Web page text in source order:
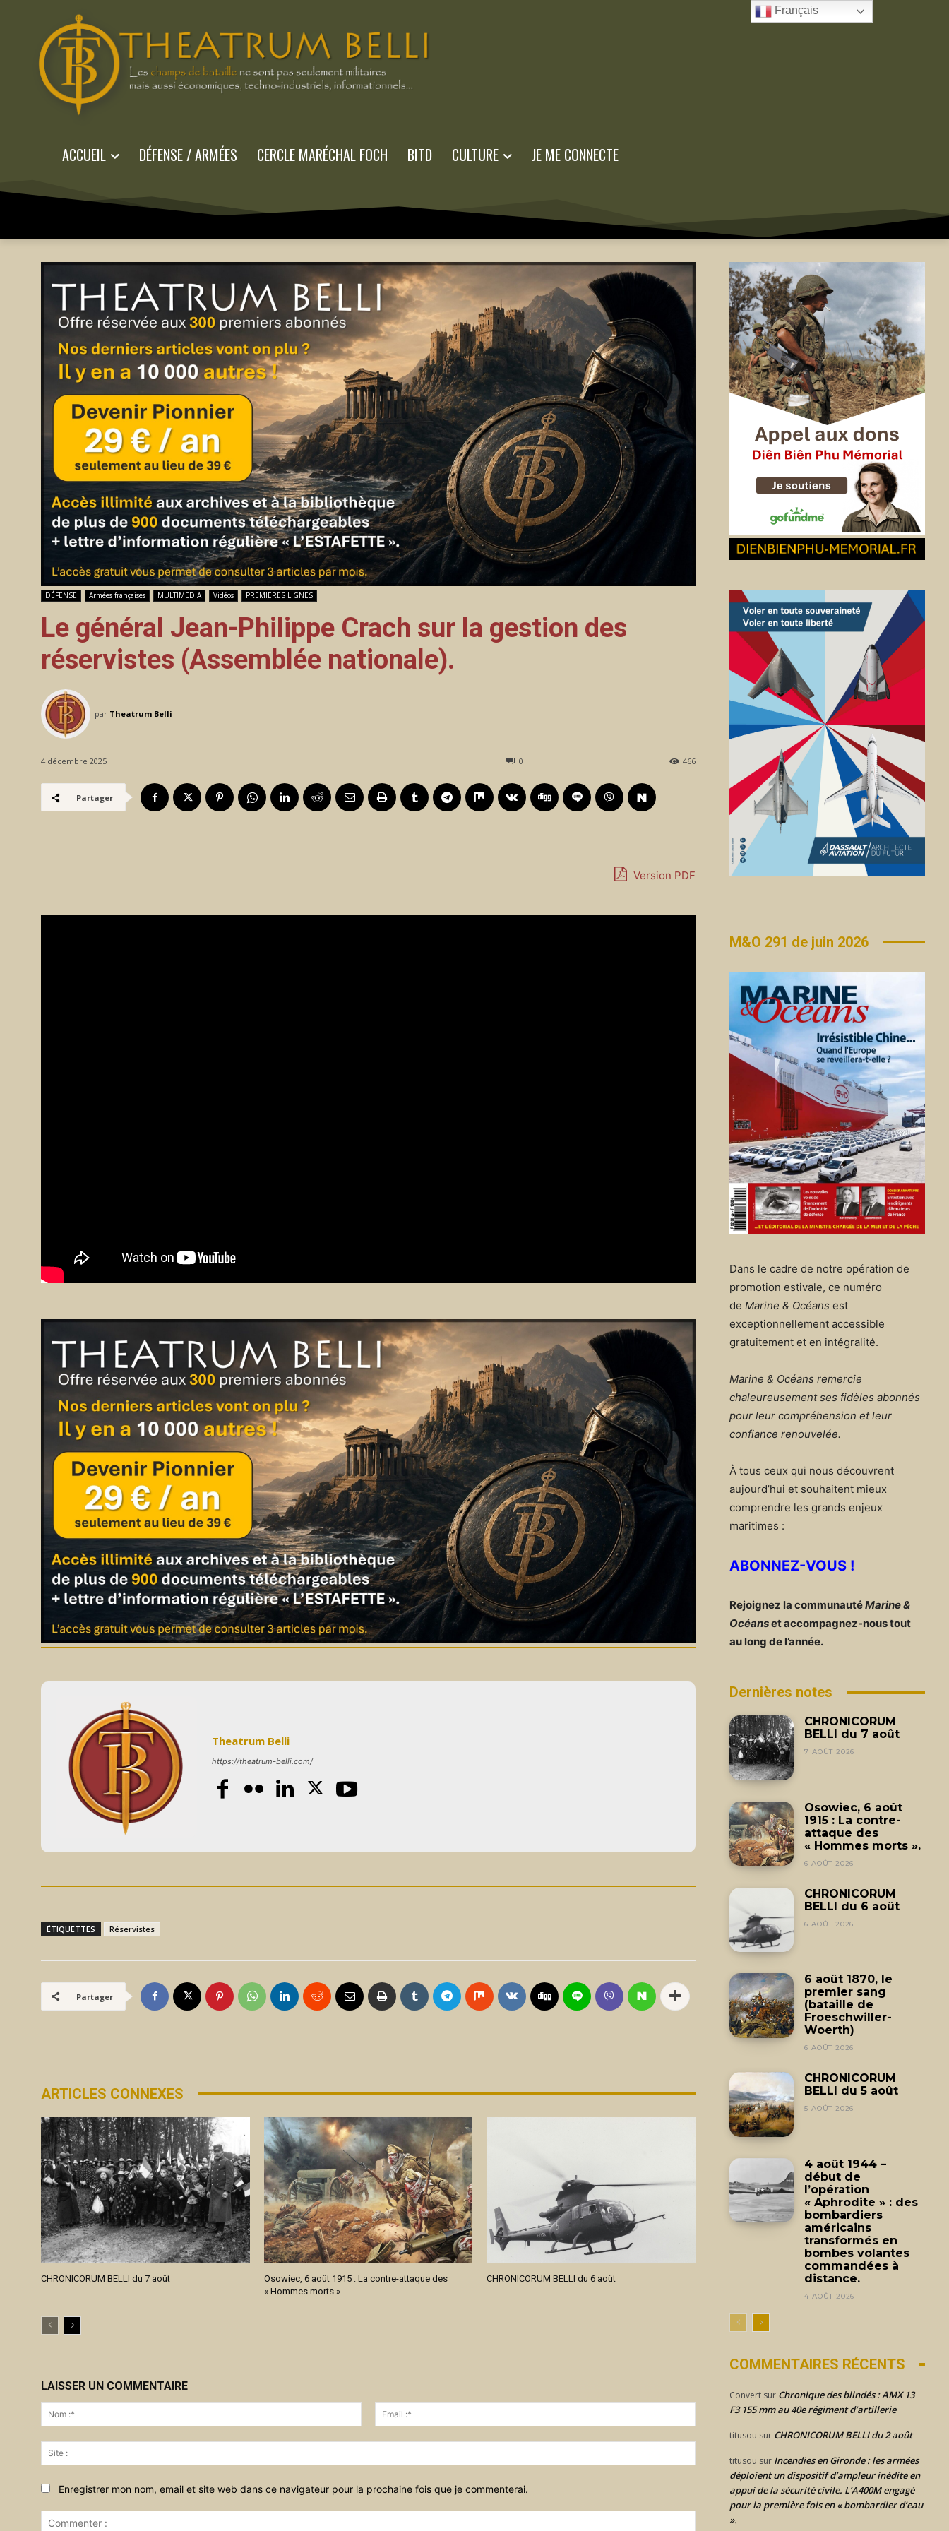
ACCUEIL DÉFENSE / ARMÉES CERCLE MARÉCHAL FOCH BITD CULTURE JE ME CONNECTE
DÉFENSE Armées françaises MULTIMEDIA Vidéos PREMIERES LIGNES
Le général Jean-Philippe Crach sur la gestion des
réservistes (Assemblée nationale).
par Theatrum Belli
4 décembre 2025 0 466
Partager
Version PDF
Theatrum Belli
https://theatrum-belli.com/
ÉTIQUETTES Réservistes
Partager
ARTICLES CONNEXES
CHRONICORUM BELLI du 7 août
Osowiec, 6 août 1915 : La contre-attaque des
« Hommes morts ».
CHRONICORUM BELLI du 6 août
LAISSER UN COMMENTAIRE
Nom
:*
:*
:
Enregistrer mon nom, email et site web dans ce navigateur pour la prochaine fois que je commenterai.
M&O 291 de juin 2026
Dans le cadre de notre opération de
promotion estivale, ce numéro
de Marine & Océans est
exceptionnellement accessible
gratuitement et en intégralité.
Marine & Océans remercie
chaleureusement ses fidèles abonnés
pour leur compréhension et leur
confiance renouvelée.
À tous ceux qui nous découvrent
aujourd’hui et souhaitent mieux
comprendre les grands enjeux
maritimes :
ABONNEZ-VOUS !
Rejoignez la communautéMarine &
Océanset accompagnez-nous tout
au long de l’année.
Dernières notes
CHRONICORUM
BELLI du 7 août
7 AOÛT 2026
Osowiec, 6 août
1915 : La contre-
attaque des
« Hommes morts ».
6 AOÛT 2026
CHRONICORUM
BELLI du 6 août
6 AOÛT 2026
6 août 1870, le
premier sang
(bataille de
Froeschwiller-
Woerth)
6 AOÛT 2026
CHRONICORUM
BELLI du 5 août
5 AOÛT 2026
4 août 1944 –
début de
l’opération
« Aphrodite » : des
bombardiers
américains
transformés en
bombes volantes
commandées à
distance.
4 AOÛT 2026
COMMENTAIRES RÉCENTS
Convert sur Chronique des blindés : AMX 13
F3 155 mm au 40e régiment d’artillerie
titusou sur CHRONICORUM BELLI du 2 août
titusou sur Incendies en Gironde : les armées
déploient un dispositif d’ampleur inédite en
appui de la sécurité civile. L’A400M engagé
pour la première fois en « bombardier d’eau
».
Français